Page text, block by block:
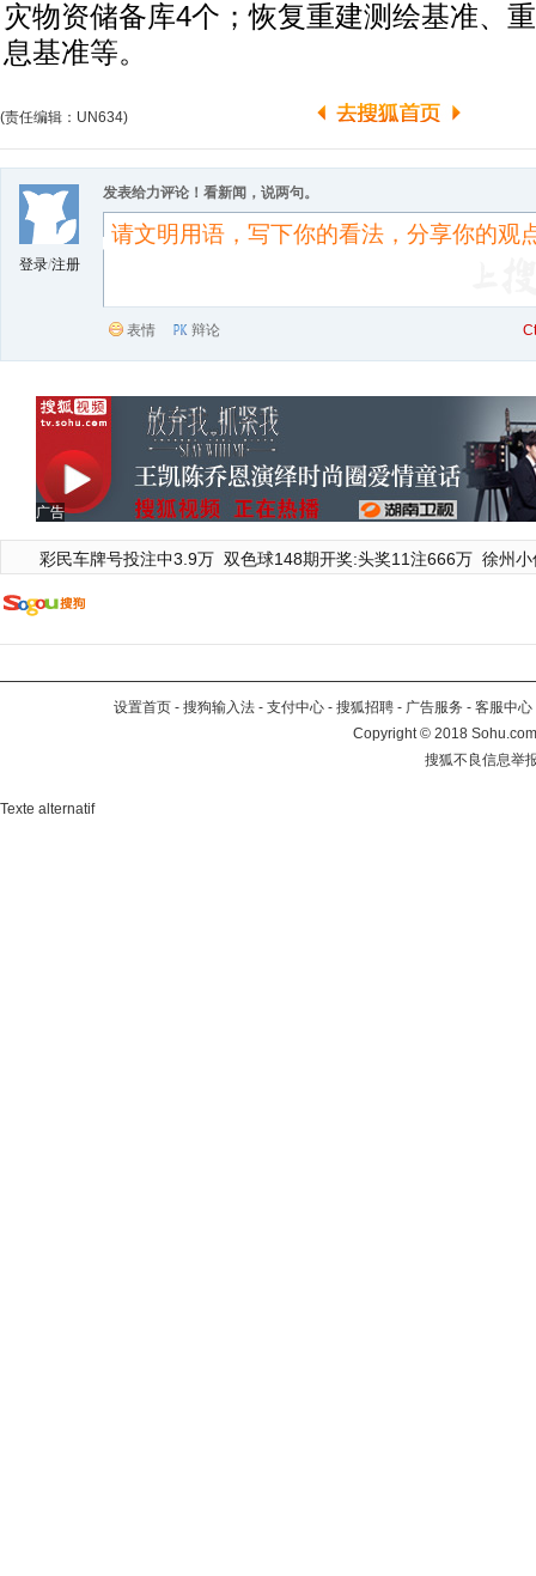
灾物资储备库4个；恢复重建测绘基准、
息基准等。
(责任编辑：UN634)
登录/注册
发表给力评论！看新闻，说两句。
表情 辩论
广告
彩民车牌号投注中3.9万 双色球148期开奖:头奖11注666万 徐州
设置首页 - 搜狗输入法 - 支付中心 - 搜狐招聘 - 广告服务 - 客服中心
Copyright©2018
搜狐不良信息举
Texte alternatif